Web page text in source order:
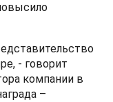
- говорит
компании в
–